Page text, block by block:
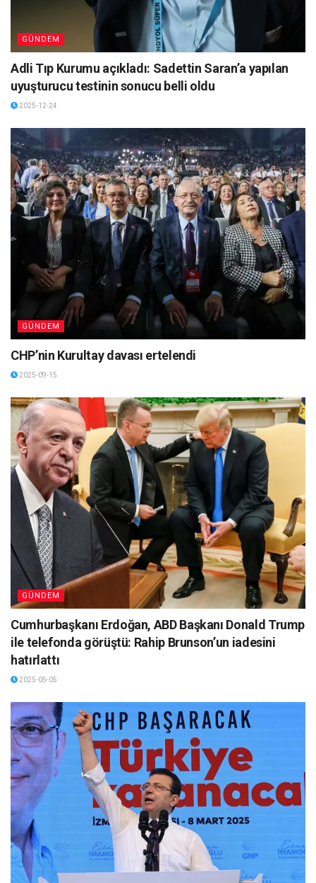
GÜNDEM
Adli Tıp Kurumu açıkladı: Sadettin Saran’a yapılan
uyuşturucu testinin sonucu belli oldu
2025-12-24
GÜNDEM
CHP’nin Kurultay davası ertelendi
2025-09-15
GÜNDEM
Cumhurbaşkanı Erdoğan, ABD Başkanı Donald Trump
ile telefonda görüştü: Rahip Brunson’un iadesini
hatırlattı
2025-05-05